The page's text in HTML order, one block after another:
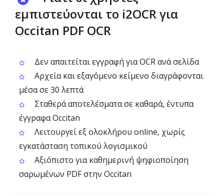
εμπιστεύονται το i2OCR για
Occitan PDF OCR
Δεν απαιτείται εγγραφή για OCR ανά σελίδα
Αρχεία και εξαγόμενο κείμενο διαγράφονται
μέσα σε 30 λεπτά
Σταθερά αποτελέσματα σε καθαρά, έντυπα
έγγραφα Occitan
Λειτουργεί εξ ολοκλήρου online, χωρίς
εγκατάσταση τοπικού λογισμικού
Αξιόπιστο για καθημερινή ψηφιοποίηση
σαρωμένων PDF στην Occitan